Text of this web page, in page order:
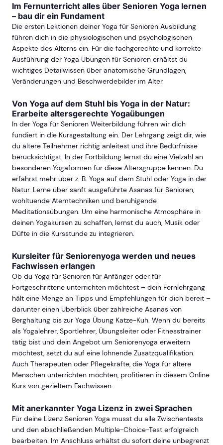
Im Fernunterricht alles über Senioren Yoga lernen
– bau dir ein Fundament
Die ersten Lektionen deiner Yoga für Senioren Ausbildung
führen dich in die physiologischen und psychologischen
Aspekte des Alterns ein. Für die fachgerechte und korrekte
Ausführung der Yoga Übungen für Senioren erhältst du
wichtiges Detailwissen über anatomische Grundlagen,
Veränderungen und Beschwerdebilder im Alter.
Von Yoga auf dem Stuhl bis Yoga in der Natur:
Erarbeite altersgerechte Yogaübungen
In der Yoga für Senioren Weiterbildung führen wir dich
fundiert in die Kursgestaltung ein. Der Lehrgang zeigt dir, wie
du ältere Teilnehmer richtig anleitest und ihre Bedürfnisse
berücksichtigst. In der Fortbildung lernst du eine Vielzahl an
besonderen Yogaformen für diese Altersgruppe kennen. Du
erfährst mehr über z. B. Yoga auf dem Stuhl oder Yoga in der
Natur. Lerne über sanft ausgeführte Asanas für Senioren,
wohltuende Atemtechniken und beruhigende
Meditationsübungen. Um eine harmonische Atmosphäre in
deinen Yogakursen zu schaffen, lernst du auch, Musik oder
Düfte in die Kursstunde zu integrieren.
Kursleiter für Seniorenyoga werden und neues
Fachwissen erlangen
Ob du Yoga für Senioren für Anfänger oder für
Fortgeschrittene unterrichten möchtest – dein Fernlehrgang
hält eine Menge an Tipps und Empfehlungen für dich bereit –
darunter einen Überblick über zahlreiche Asanas von
Berghaltung bis zur Yoga Übung Katze-Kuh. Wenn du bereits
als Yogalehrer, Sportlehrer, Übungsleiter oder Fitnesstrainer
tätig bist und dein Angebot um Seniorenyoga erweitern
möchtest, setzt du auf eine lohnende Zusatzqualifikation.
Auch Therapeuten oder Pflegekräfte, die Yoga für ältere
Menschen unterrichten möchten, profitieren in diesem Online
Kurs von gezieltem Fachwissen.
Mit anerkannter Yoga Lizenz in zwei Sprachen
Für deine Lizenz Senioren Yoga musst du alle Zwischentests
und den abschließenden Multiple-Choice-Test erfolgreich
bearbeiten. Im Anschluss erhältst du sofort deine unbegrenzt